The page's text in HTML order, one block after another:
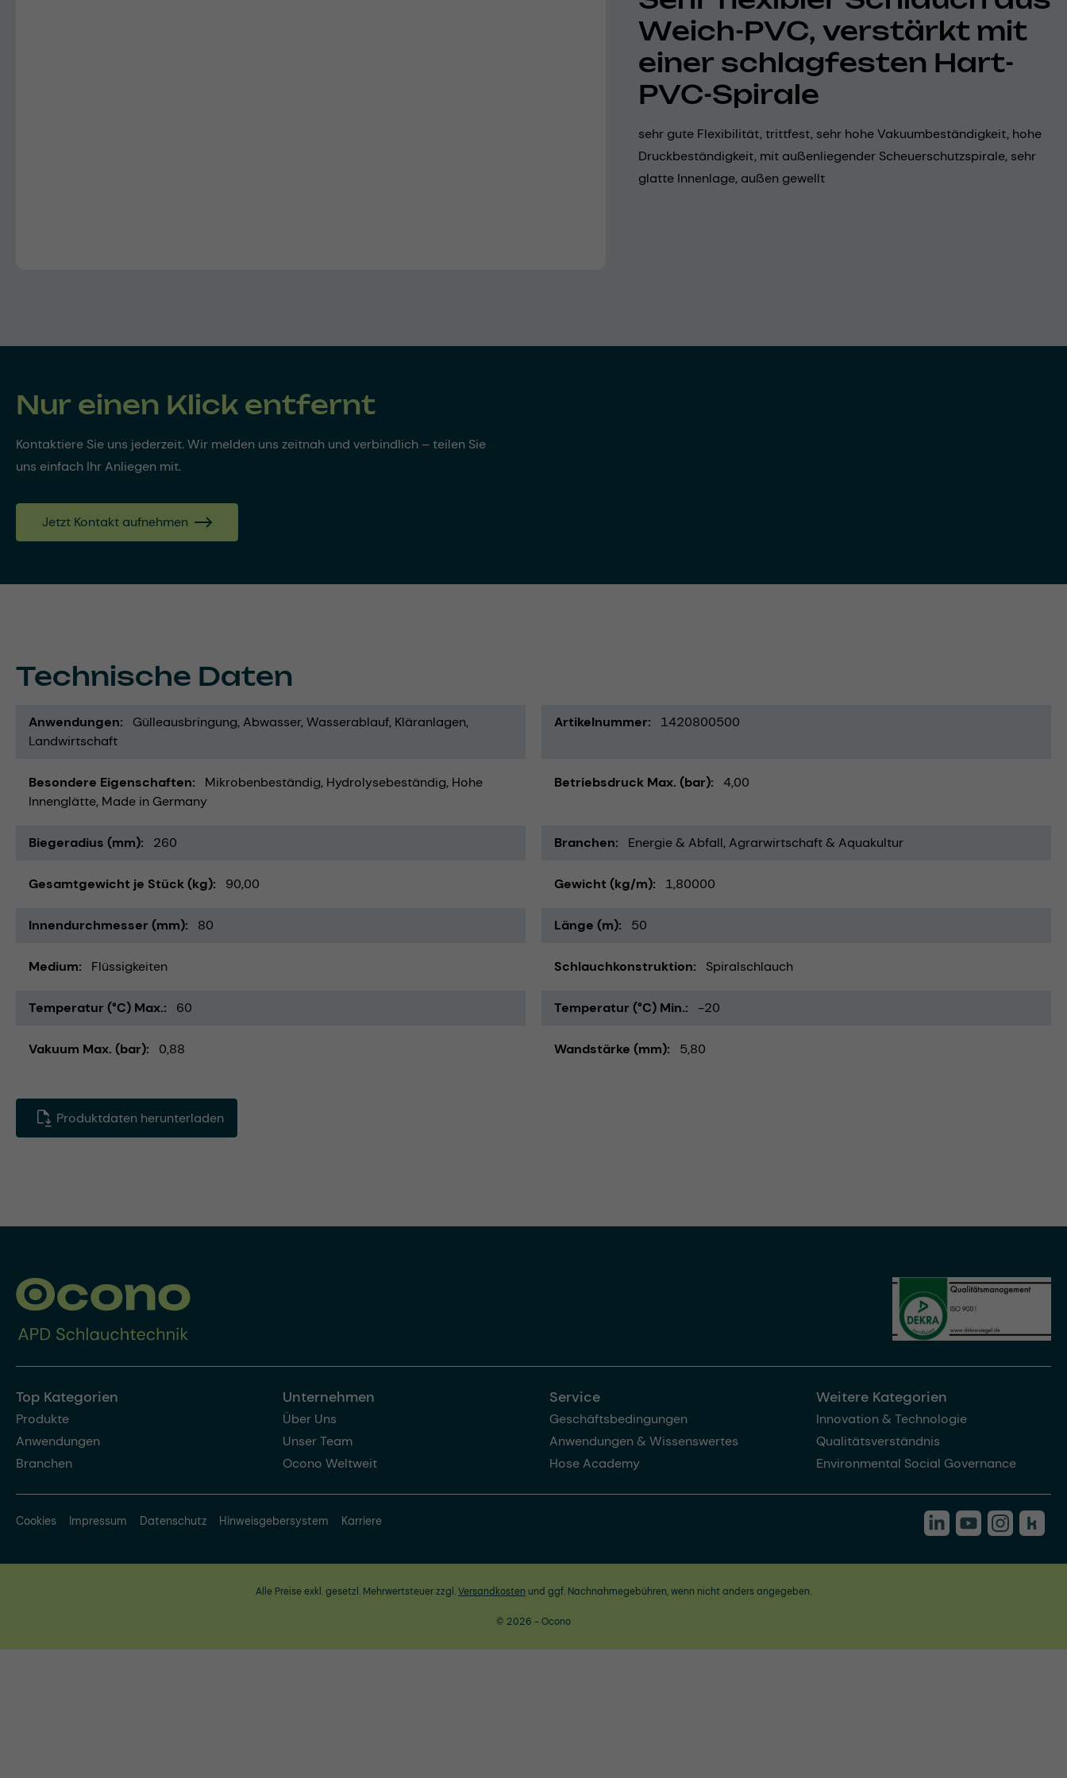
Weich-PVC, verstärkt mit
einer schlagfesten Hart-
PVC-Spirale
sehr gute Flexibilität, trittfest, sehr hohe Vakuumbeständigkeit, hohe
Druckbeständigkeit, mit außenliegender Scheuerschutzspirale, sehr
glatte Innenlage, außen gewellt
Nur einen Klick entfernt
Kontaktiere Sie uns jederzeit. Wir melden uns zeitnah und verbindlich – teilen Sie
uns einfach Ihr Anliegen mit.
Jetzt Kontakt aufnehmen
Technische Daten
Anwendungen Gülleausbringung Abwasser Wasserablauf Kläranlagen
Landwirtschaft
Artikelnummer 1420800500
Besondere Eigenschaften Mikrobenbeständig Hydrolysebeständig Hohe
Innenglätte Made in Germany
Betriebsdruck Max. (bar) 4,00
Biegeradius (mm) 260 Branchen Energie & Abfall Agrarwirtschaft & Aquakultur
Gesamtgewicht je Stück (kg) 90,00 Gewicht (kg/m) 1,80000
Innendurchmesser (mm) 80 Länge (m) 50
Medium Flüssigkeiten Schlauchkonstruktion Spiralschlauch
Temperatur (°C) Max. 60 Temperatur (°C) Min. -20
Vakuum Max. (bar) 0,88 Wandstärke (mm) 5,80
Produktdaten herunterladen
Top Kategorien
Produkte
Anwendungen
Branchen
Unternehmen
Über Uns
Unser Team
Ocono Weltweit
Service
Geschäftsbedingungen
Anwendungen & Wissenswertes
Hose Academy
Weitere Kategorien
Innovation & Technologie
Qualitätsverständnis
Environmental Social Governance
Cookies Impressum Datenschutz Hinweisgebersystem Karriere
Alle Preise exkl. gesetzl. Mehrwertsteuer zzgl.Versandkosten und ggf. Nachnahmegebühren, wenn nicht anders angegeben.
© 2026 - Ocono